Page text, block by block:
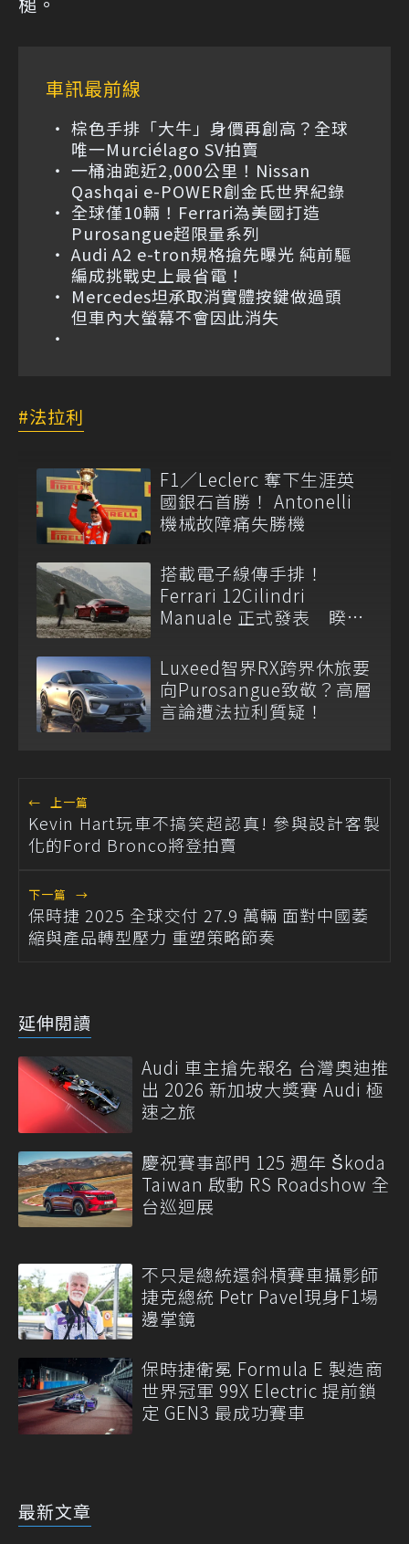
車訊最前線
棕色手排「大牛」身價再創高？全球
唯一Murciélago SV拍賣
一桶油跑近2,000公里！Nissan
Qashqai e-POWER創金氏世界紀錄
全球僅10輛！Ferrari為美國打造
Purosangue超限量系列
Audi A2 e-tron規格搶先曝光 純前驅
編成挑戰史上最省電！
Mercedes坦承取消實體按鍵做過頭
但車內大螢幕不會因此消失
法拉利
F1／Leclerc 奪下生涯英
國銀石首勝！ Antonelli
機械故障痛失勝機
搭載電子線傳手排！
Ferrari 12Cilindri
Manuale 正式發表 睽違
Luxeed智界RX跨界休旅要
向Purosangue致敬？高層
言論遭法拉利質疑！
← 上一篇
Kevin Hart玩車不搞笑超認真! 參與設計客製
化的Ford Bronco將登拍賣
下一篇 →
保時捷 2025 全球交付 27.9 萬輛 面對中國萎
縮與產品轉型壓力 重塑策略節奏
延伸閱讀
Audi 車主搶先報名 台灣奧迪推
出 2026 新加坡大獎賽 Audi 極
速之旅
慶祝賽事部門 125 週年 Škoda
Taiwan 啟動 RS Roadshow 全
台巡迴展
不只是總統還斜槓賽車攝影師
捷克總統 Petr Pavel現身F1場
邊掌鏡
保時捷衛冕 Formula E 製造商
世界冠軍 99X Electric 提前鎖
定 GEN3 最成功賽車
最新文章